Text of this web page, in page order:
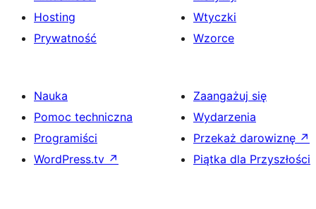
Hosting
Prywatność
Wtyczki
Wzorce
Nauka
Pomoc techniczna
Programiści
WordPress.tv ↗
Zaangażuj się
Wydarzenia
Przekaż darowiznę ↗
Piątka dla Przyszłości